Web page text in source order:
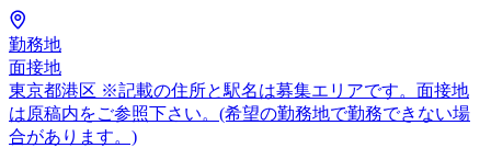
勤務地
面接地
東京都港区 ※記載の住所と駅名は募集エリアです。面接地
は原稿内をご参照下さい。(希望の勤務地で勤務できない場
合があります。)